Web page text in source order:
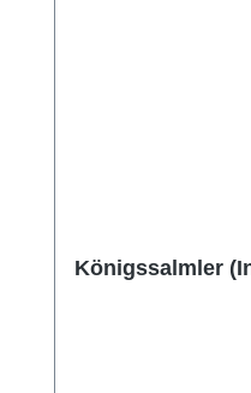
Königssalmler